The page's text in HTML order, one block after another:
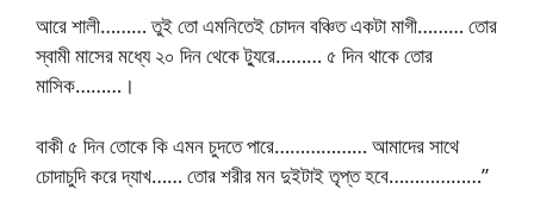
আরে শালী……… তুই তো এমনিতেই চোদন বঞ্চিত একটা মাগী……… তোর
স্বামী মাসের মধ্যে ২০ দিন থেকে ট্যুরে……… ৫ দিন থাকে তোর
মাসিক………।
বাকী ৫ দিন তোকে কি এমন চুদতে পারে……………… আমাদের সাথে
চোদাচুদি করে দ্যাখ…… তোর শরীর মন দুইটাই তৃপ্ত হবে………………”